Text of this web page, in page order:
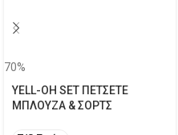
70%
YELL-OH SET ΠΕΤΣΕΤΕ
ΜΠΛΟΥΖΑ & ΣΟΡΤΣ